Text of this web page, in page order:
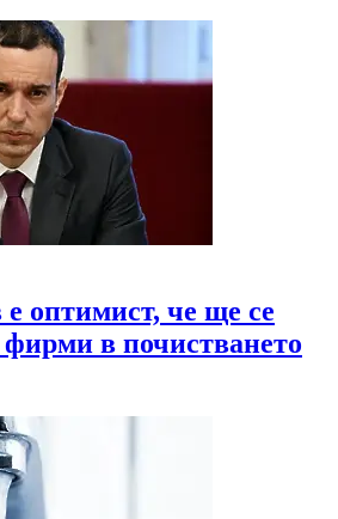
оптимист, че ще се
в почистването